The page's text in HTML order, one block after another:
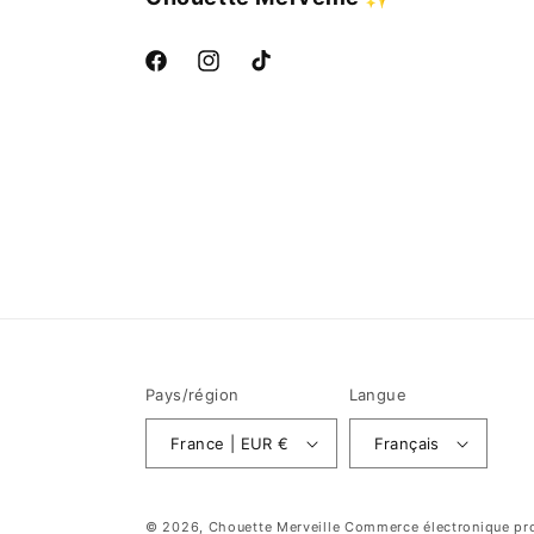
FacebookInstagramTikTok
Pays/région
France | EUR €
Langue
Français
© 2026, Chouette Merveille Commerce électronique